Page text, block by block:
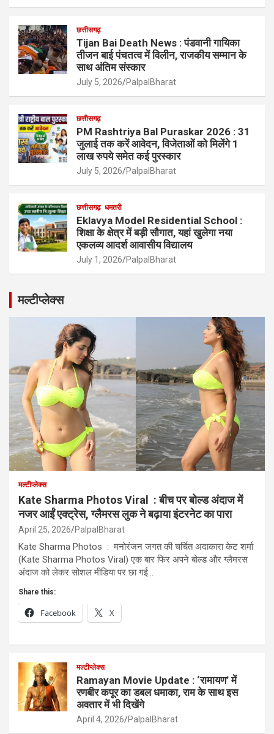
छत्तीसगढ़
Tijan Bai Death News : पंडवानी गायिका
तीजन बाई पंचतत्व में विलीन, राजकीय सम्मान के
साथ अंतिम संस्कार
July 5, 2026 PalpalBharat
छत्तीसगढ़
PM Rashtriya Bal Puraskar 2026 : 31
जुलाई तक करें आवेदन, विजेताओं को मिलेंगे 1
लाख रुपये समेत कई पुरस्कार
July 5, 2026 PalpalBharat
छत्तीसगढ़ धमतरी
Eklavya Model Residential School :
शिक्षा के क्षेत्र में बड़ी सौगात, यहां खुलेगा नया
एकलव्य आदर्श आवासीय विद्यालय
July 1, 2026 PalpalBharat
मल्टीप्लेक्स
मल्टीप्लेक्स
Kate Sharma Photos Viral : बीच पर बोल्ड अंदाज में
नजर आईं एक्ट्रेस, ग्लैमरस लुक ने बढ़ाया इंटरनेट का पारा
April 25, 2026 PalpalBharat
Kate Sharma Photos : मनोरंजन जगत की चर्चित अदाकारा केट शर्मा
(Kate Sharma Photos Viral) एक बार फिर अपने बोल्ड और ग्लैमरस
अंदाज को लेकर सोशल मीडिया पर छा गई…
Share this:
Facebook X
मल्टीप्लेक्स
Ramayan Movie Update : ‘रामायण’ में
रणबीर कपूर का डबल धमाका, राम के साथ इस
अवतार में भी दिखेंगे
April 4, 2026 PalpalBharat